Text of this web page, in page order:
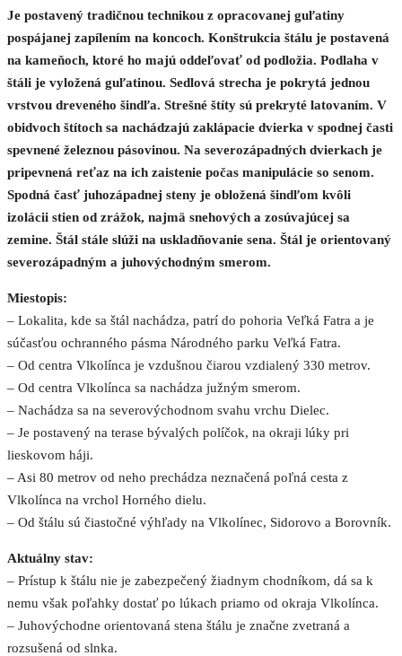
Je postavený tradičnou technikou z opracovanej guľatiny
pospájanej zapílením na koncoch. Konštrukcia štálu je postavená
na kameňoch, ktoré ho majú oddeľovať od podložia. Podlaha v
štáli je vyložená guľatinou. Sedlová strecha je pokrytá jednou
vrstvou dreveného šindľa. Strešné štíty sú prekryté latovaním. V
obidvoch štítoch sa nachádzajú zaklápacie dvierka v spodnej časti
spevnené železnou pásovinou. Na severozápadných dvierkach je
pripevnená reťaz na ich zaistenie počas manipulácie so senom.
Spodná časť juhozápadnej steny je obložená šindľom kvôli
izolácii stien od zrážok, najmä snehových a zosúvajúcej sa
zemine. Štál stále slúži na uskladňovanie sena. Štál je orientovaný
severozápadným a juhovýchodným smerom.
Miestopis:
– Lokalita, kde sa štál nachádza, patrí do pohoria Veľká Fatra a je
súčasťou ochranného pásma Národného parku Veľká Fatra.
– Od centra Vlkolínca je vzdušnou čiarou vzdialený 330 metrov.
– Od centra Vlkolínca sa nachádza južným smerom.
– Nachádza sa na severovýchodnom svahu vrchu Dielec.
– Je postavený na terase bývalých políčok, na okraji lúky pri
lieskovom háji.
– Asi 80 metrov od neho prechádza neznačená poľná cesta z
Vlkolínca na vrchol Horného dielu.
– Od štálu sú čiastočné výhľady na Vlkolínec, Sidorovo a Borovník.
Aktuálny stav:
– Prístup k štálu nie je zabezpečený žiadnym chodníkom, dá sa k
nemu však poľahky dostať po lúkach priamo od okraja Vlkolínca.
– Juhovýchodne orientovaná stena štálu je značne zvetraná a
rozsušená od slnka.